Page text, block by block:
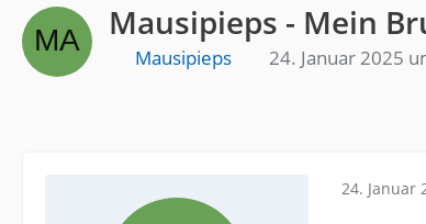
Mausipieps - Mein
Mausipieps 24. Januar 2025
24. Januar